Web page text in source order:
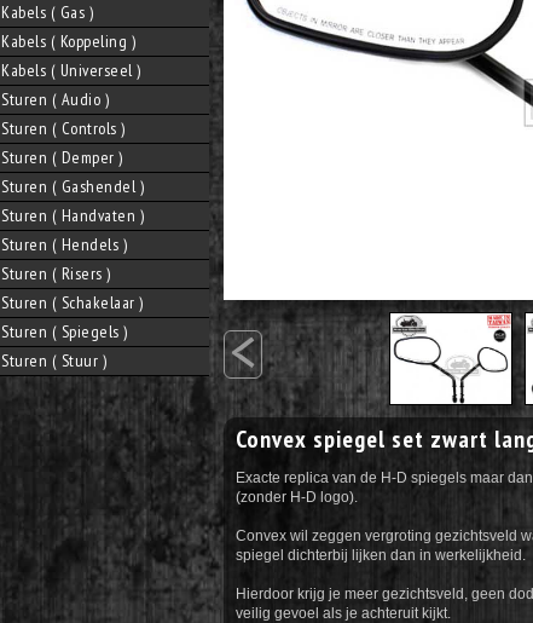
Kabels ( Gas )
Kabels ( Koppeling )
Kabels ( Universeel )
Sturen ( Audio )
Sturen ( Controls )
Sturen ( Demper )
Sturen ( Gashendel )
Sturen ( Handvaten )
Sturen ( Hendels )
Sturen ( Risers )
Sturen ( Schakelaar )
Sturen ( Spiegels )
Sturen ( Stuur )
<
Convex spiegel set zwart
Exacte replica van de H-D spiegels maar
(zonder H-D logo).
Convex wil zeggen vergroting gezichtsveld
spiegel dichterbij lijken dan in werkelijkheid.
Hierdoor krijg je meer gezichtsveld, geen
veilig gevoel als je achteruit kijkt.